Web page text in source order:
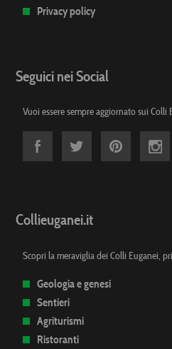
Privacy policy
Seguici nei Social
Vuoi essere sempre aggiornato sui
Collieuganei.it
Scopri la meraviglia dei Colli Euganei,
Geologia e genesi
Sentieri
Agriturismi
Ristoranti